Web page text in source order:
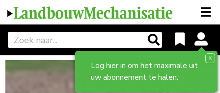
Log hier in om het maximale uit
uw abonnement te halen.
X